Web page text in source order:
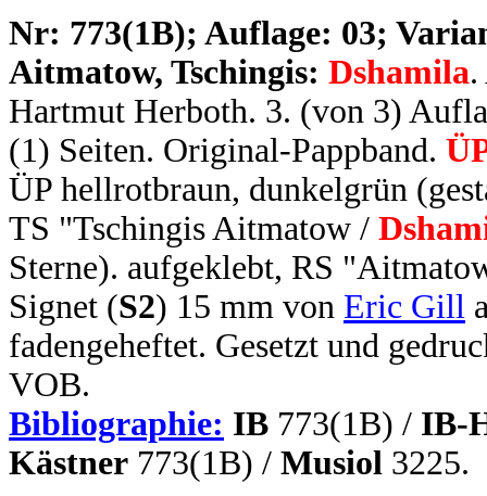
Nr: 773(1B); Auflage: 03;
Aitmatow, Tschingis: Dshamila
Hartmut Herboth. 3. (von 3)
(1) Seiten. Original-Pappband.
ÜP hellrotbraun, dunkelgrün
TS "Tschingis Aitmatow /
Sterne). aufgeklebt, RS
Signet (S2) 15 mm von Eric Gill
fadengeheftet. Gesetzt und
VOB.
Bibliographie: IB 773(1B) / IB-
Kästner 773(1B) / Musiol 3225.